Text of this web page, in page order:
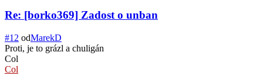
Re: [borko369] Zadost o unban
#12 odMarekD
Proti, je to grázl a chuligán
Col
Col